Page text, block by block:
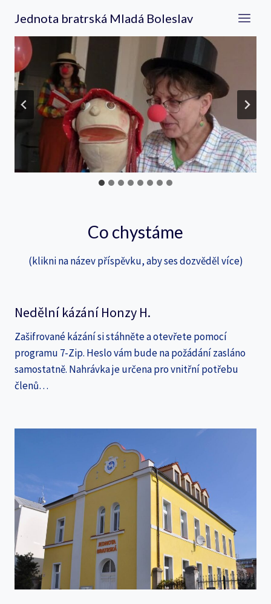
obsah
Jednota bratrská Mladá Boleslav
Co chystáme
(klikni na název příspěvku, aby ses dozvěděl více)
Nedělní kázání Honzy H.
Zašifrované kázání si stáhněte a otevřete pomocí
programu 7-Zip. Heslo vám bude na požádání zasláno
samostatně. Nahrávka je určena pro vnitřní potřebu
členů…